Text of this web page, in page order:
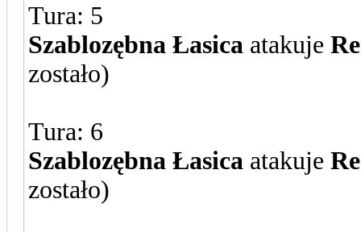
Tura: 5
Szablozębna Łasica atakuje
zostało)
Tura: 6
Szablozębna Łasica atakuje
zostało)